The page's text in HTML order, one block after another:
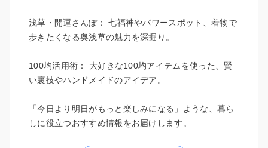
浅草・開運さんぽ： 七福神やパワースポット、着物で
歩きたくなる奥浅草の魅力を深掘り。
100均活用術： 大好きな100均アイテムを使った、賢
い裏技やハンドメイドのアイデア。
「今日より明日がもっと楽しみになる」ような、暮ら
しに役立つおすすめ情報をお届けします。